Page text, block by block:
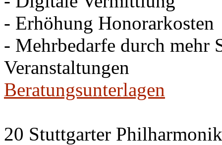
- Erhöhung Honorarkosten
- Mehrbedarfe durch mehr
Veranstaltungen
Beratungsunterlagen
20 Stuttgarter